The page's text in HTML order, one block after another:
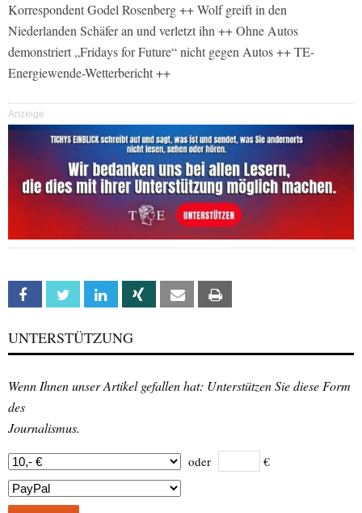
Korrespondent Godel Rosenberg ++ Wolf greift in den
Niederlanden Schäfer an und verletzt ihn ++ Ohne Autos
demonstriert „Fridays for Future“ nicht gegen Autos ++ TE-
Energiewende-Wetterbericht ++
Anzeige
Facebook Twitter Linkedin Xing Email
UNTERSTÜTZUNG
Wenn Ihnen unser Artikel gefallen hat: Unterstützen Sie diese Form
des
Journalismus.
oder €